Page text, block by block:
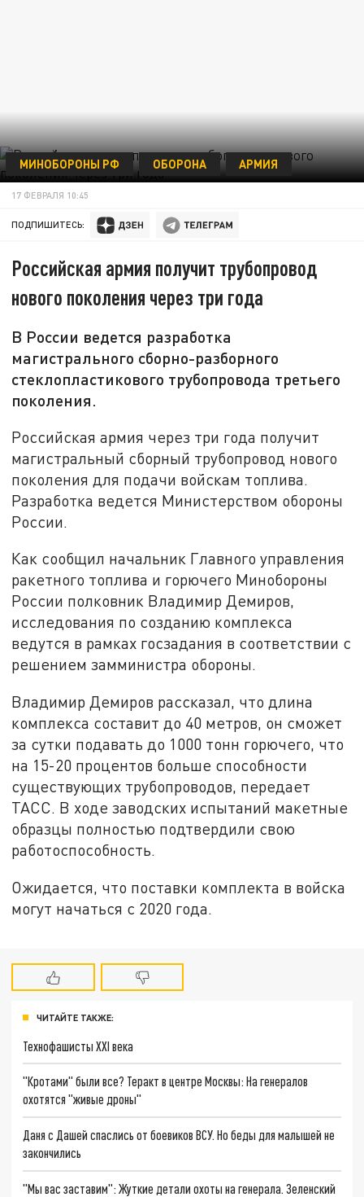
МИНОБОРОНЫ РФ ОБОРОНА АРМИЯ
17 ФЕВРАЛЯ 10:45
ПОДПИШИТЕСЬ:
Российская армия получит трубопровод
нового поколения через три года
В России ведется разработка
магистрального сборно-разборного
стеклопластикового трубопровода третьего
поколения.
Российская армия через три года получит
магистральный сборный трубопровод нового
поколения для подачи войскам топлива.
Разработка ведется Министерством обороны
России.
Как сообщил начальник Главного управления
ракетного топлива и горючего Минобороны
России полковник Владимир Демиров,
исследования по созданию комплекса
ведутся в рамках госзадания в соответствии с
решением замминистра обороны.
Владимир Демиров рассказал, что длина
комплекса составит до 40 метров, он сможет
за сутки подавать до 1000 тонн горючего, что
на 15-20 процентов больше способности
существующих трубопроводов, передает
ТАСС. В ходе заводских испытаний макетные
образцы полностью подтвердили свою
работоспособность.
Ожидается, что поставки комплекта в войска
могут начаться с 2020 года.
ЧИТАЙТЕ ТАКЖЕ:
Технофашисты XXI века
"Кротами" были все? Теракт в центре Москвы: На генералов
охотятся "живые дроны"
Даня с Дашей спаслись от боевиков ВСУ. Но беды для малышей не
закончились
"Мы вас заставим": Жуткие детали охоты на генерала. Зеленский